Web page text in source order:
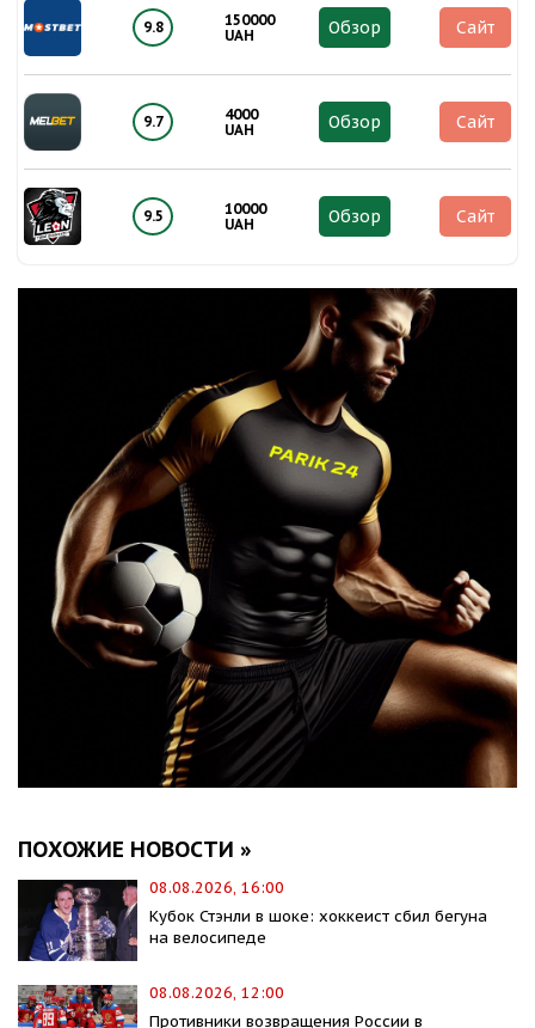
9.8
150000
UAH
Обзор Сайт
9.7
4000
UAH
Обзор Сайт
9.5
10000
UAH
Обзор Сайт
ПОХОЖИЕ НОВОСТИ »
08.08.2026, 16:00
Кубок Стэнли в шоке: хоккеист сбил бегуна
на велосипеде
08.08.2026, 12:00
Противники возвращения России в